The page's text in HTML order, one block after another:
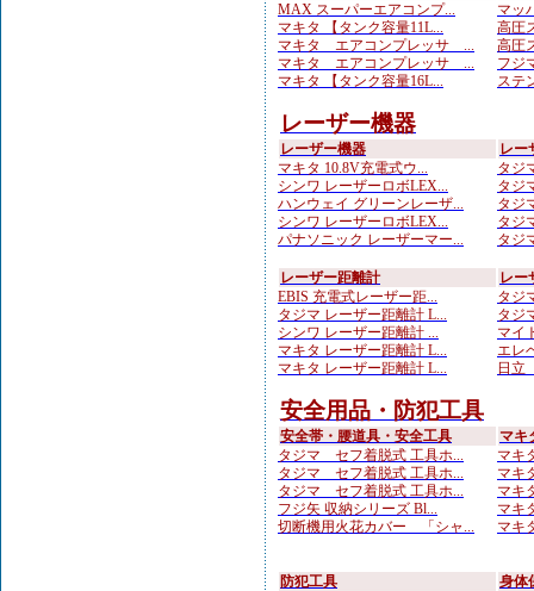
MAX スーパーエアコンプ...
マキタ 【タンク容量11L...
マキタ エアコンプレッサ ...
マキタ エアコンプレッサ ...
マキタ 【タンク容量16L...
マッ
高圧
高圧
フジ
ステ
レーザー機器
レーザー機器
マキタ 10.8V充電式ウ...
シンワ レーザーロボLEX...
ハンウェイ グリーンレーザ...
シンワ レーザーロボLEX...
パナソニック レーザーマー...
レー
タジ
タジ
タジ
タジ
タジ
レーザー距離計
EBIS 充電式レーザー距...
タジマ レーザー距離計 L...
シンワ レーザー距離計 ...
マキタ レーザー距離計 L...
マキタ レーザー距離計 L...
レー
タジ
タジ
マイ
エレ
日
安全用品・防犯工具
安全帯・腰道具・安全工具
タジマ セフ着脱式 工具ホ...
タジマ セフ着脱式 工具ホ...
タジマ セフ着脱式 工具ホ...
フジ矢 収納シリーズ Bl...
切断機用火花カバー 「シャ...
マキ
マキ
マキ
マキ
マキ
マキ
防犯工具
身体